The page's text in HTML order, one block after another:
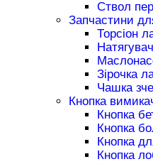
Ствол
Запчастини
Торсіон
Зірочка
Чашка
Кнопка
Кнопка
Кнопка
Кнопка
Кнопка